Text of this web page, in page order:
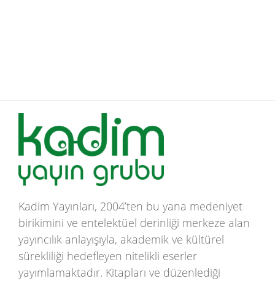
Kadim Yayınları, 2004’ten bu yana medeniyet
birikimini ve entelektüel derinliği merkeze alan
yayıncılık anlayışıyla, akademik ve kültürel
sürekliliği hedefleyen nitelikli eserler
yayımlamaktadır. Kitapları ve düzenlediği